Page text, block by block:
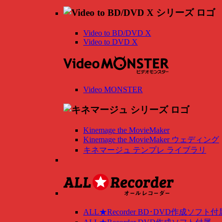
Video to BD/DVD X
Video to DVD X
Video MONSTER
Kinemage the MovieMaker
Kinemage the MovieMaker ウェディング
キネマージュ テンプレ ライブラリ
ALL★Recorder BD･DVD作成ソフト付